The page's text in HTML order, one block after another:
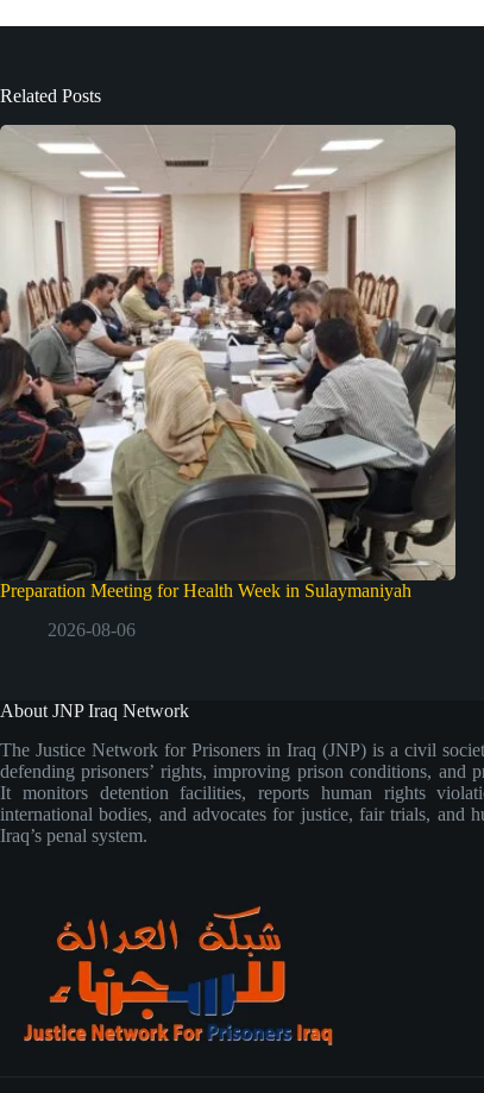
Related Posts
Preparation Meeting for Health Week in Sulaymaniyah
2026-08-06
About JNP Iraq Network
The Justice Network for Prisoners in Iraq (JNP) is a civil
defending prisoners’ rights, improving prison conditions, and
It monitors detention facilities, reports human rights
international bodies, and advocates for justice, fair trials, and
Iraq’s penal system.